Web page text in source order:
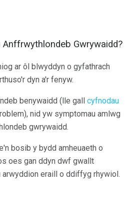
Gwrywaidd?
ar ôl blwyddyn o gyfathrach
dyn a'r fenyw.
benywaidd (lle gall cyfnodau
nid yw symptomau amlwg
gwrywaidd.
bosib y bydd amheuaeth o
oes gan ddyn dwf gwallt
eraill o ddiffyg rhywiol.